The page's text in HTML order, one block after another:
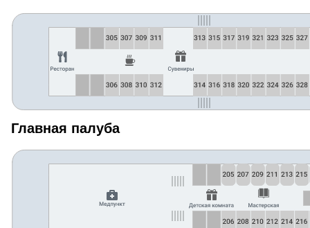
Главная палуба